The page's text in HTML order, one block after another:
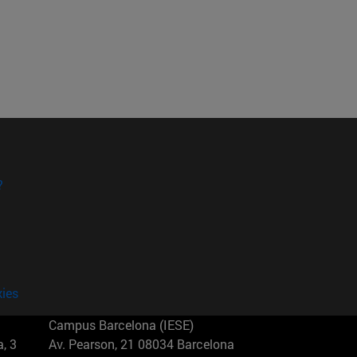
3
Campus Barcelona (IESE)
Av. Pearson, 21 08034 Barcelona